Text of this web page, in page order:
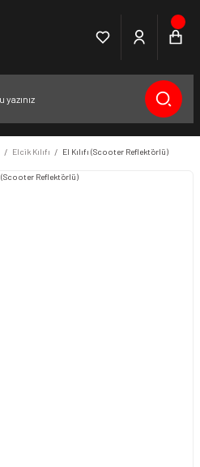
Elcik Kılıfı El Kılıfı (Scooter Reflektörlü)